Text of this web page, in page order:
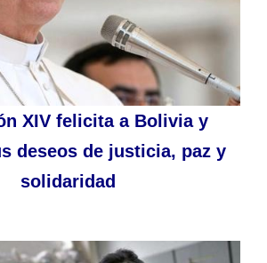
XIV felicita a Bolivia y
deseos de justicia, paz y
solidaridad